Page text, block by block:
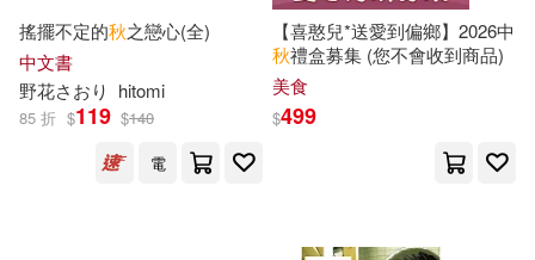
寵物生活(19) 玲廊滿藝(42)
故宮精品(2) 電子書(1343)
有聲書(84)
余秋雨(45) 張秋生(45)
秋(43)
莎士比亞(40)
台灣角川(219)
遠東圖書(135)
配送方式 (可複選)
搖擺不定的秋之戀心(全)
中文書
野花さおり hitomi
85 折 $119 $140
電
【喜憨兒*送愛到偏鄉】2026中
秋禮盒募集 (您不會收到商品)
美食
$499